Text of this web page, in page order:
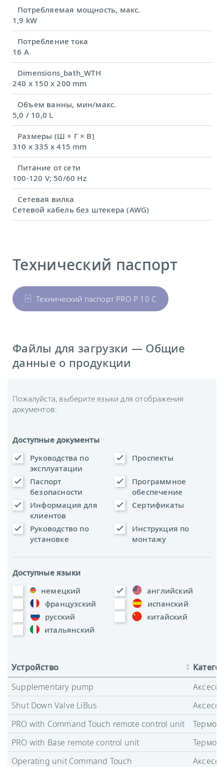
Потребляемая мощность, макс.
1,9 kW
Потребление тока
16 A
Dimensions_bath_WTH
240 x 150 x 200 mm
Объем ванны, мин/макс.
5,0 / 10,0 L
Размеры (Ш × Г × В)
310 x 335 x 415 mm
Питание от сети
100-120 V; 50/60 Hz
Сетевая вилка
Сетевой кабель без штекера (AWG)
Технический паспорт
Технический паспорт PRO P 10 C
Файлы для загрузки — Общие
данные о продукции
Пожалуйста, выберите языки для отображения
документов:
Доступные документы
Руководства по
эксплуатации
Проспекты
Паспорт
безопасности
Программное
обеспечение
Информация для
клиентов
Сертификаты
Руководство по
установке
Инструкция по
монтажу
Доступные языки
немецкий
английский
французский
испанский
русский
китайский
итальянский
Устройство
Supplementary pump
Shut Down Valve LiBus
PRO with Command Touch remote control unit
PRO with Base remote control unit
Operating unit Command Touch